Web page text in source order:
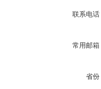
联系电话
常用邮箱
省份